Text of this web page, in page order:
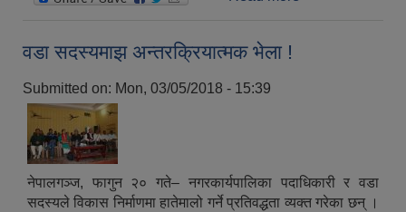
वडा सदस्यमाझ अन्तरक्रियात्मक भेला !
Submitted on: Mon, 03/05/2018 - 15:39
नेपालगञ्ज, फागुन २० गते– नगरकार्यपालिका पदाधिकारी र वडा
सदस्यले विकास निर्माणमा हातेमालो गर्ने प्रतिवद्धता व्यक्त गरेका छन् ।